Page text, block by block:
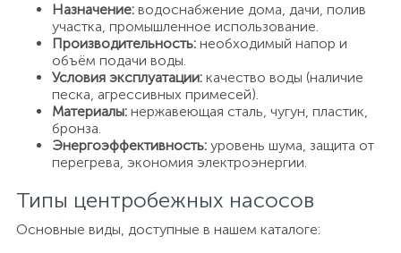
Назначение: водоснабжение дома, дачи, полив
участка, промышленное использование.
Производительность: необходимый напор и
объём подачи воды.
Условия эксплуатации: качество воды (наличие
песка, агрессивных примесей).
Материалы: нержавеющая сталь, чугун, пластик,
бронза.
Энергоэффективность: уровень шума, защита от
перегрева, экономия электроэнергии.
Типы центробежных насосов
Основные виды, доступные в нашем каталоге: